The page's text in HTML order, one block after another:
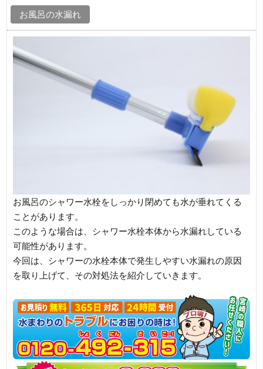
お風呂の水漏れ
お風呂のシャワー水栓をしっかり閉めても水が垂れてくる
ことがあります。
このような場合は、シャワー水栓本体から水漏れしている
可能性があります。
今回は、シャワーの水栓本体で発生しやすい水漏れの原因
を取り上げて、その対処法を紹介していきます。